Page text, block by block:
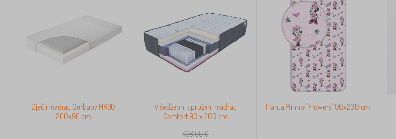
Dječji madrac Ourbaby HR90
200x90 cm
Višedžepni opruženi madrac
Comfort 90 x 200 cm
438,90€
Plahta Minnie "Flowers" 90x200 cm